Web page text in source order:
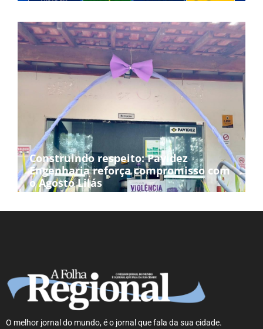
Construindo respeito: Pavidez
Engenharia reforça compromisso com
o Agosto Lilás
O melhor jornal do mundo, é o jornal que fala da sua cidade.